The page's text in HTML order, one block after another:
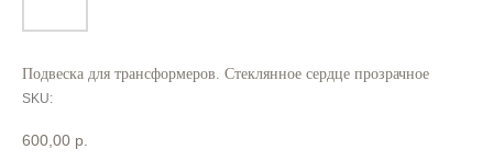
Подвеска для трансформеров. Стеклянное сердце прозрачное
SKU:
600,00 р.